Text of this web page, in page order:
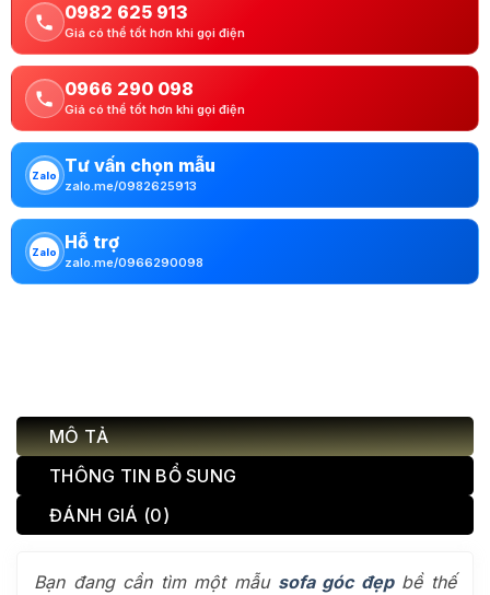
0982 625 913
Giá có thể tốt hơn khi gọi điện
0966 290 098
Giá có thể tốt hơn khi gọi điện
Zalo Tư vấn chọn mẫu
zalo.me/0982625913
Zalo Hỗ trợ
zalo.me/0966290098
MÔ TẢ
THÔNG TIN BỔ SUNG
ĐÁNH GIÁ (0)
Bạn đang cần tìm một mẫu sofa góc đẹpbề thế